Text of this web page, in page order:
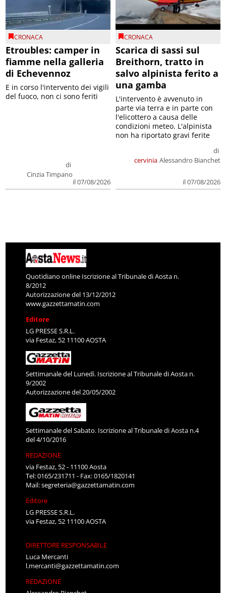
CRONACA
Etroubles: camper in
fiamme nella galleria
di Echevennoz
di
Cinzia Timpano
il 07/08/2026
E in corso l'intervento dei vigili
del fuoco, non ci sono feriti
CRONACA
Scarica di sassi sul
Breithorn, tratto in
salvo alpinista ferito a
una gamba
cervinia
di
Alessandro Bianchet
il 07/08/2026
L'intervento è avvenuto in
parte via terra e in parte con
l'elicottero a causa delle
condizioni meteo. L'alpinista
non ha riportato gravi ferite
Quotidiano online Iscrizione al Tribunale di Aosta n.
8/2012
Autorizzazione del 13/12/2012
www.gazzettamatin.com
Editore
LG PRESSE S.R.L.
via Festaz, 52 11100 AOSTA
Settimanale del Lunedì. Iscrizione al Tribunale di Aosta n.
9/2002
Autorizzazione del 20/05/2002
Settimanale del Sabato. Iscrizione al Tribunale di Aosta n.4
del 4/10/2016
REDAZIONE
via Festaz, 52 - 11100 Aosta
Tel: 0165/231711 - Fax: 0165/1820141
Mail:segreteria@gazzettamatin.com
Editore
LG PRESSE S.R.L.
via Festaz, 52 11100 AOSTA
DIRETTORE RESPONSABILE
Luca Mercanti
l.mercanti@gazzettamatin.com
REDAZIONE